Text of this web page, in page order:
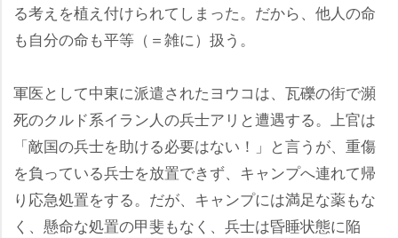
る考えを植え付けられてしまった。だから、他人の命
も自分の命も平等（＝雑に）扱う。
軍医として中東に派遣されたヨウコは、瓦礫の街で瀕
死のクルド系イラン人の兵士アリと遭遇する。上官は
「敵国の兵士を助ける必要はない！」と言うが、重傷
を負っている兵士を放置できず、キャンプへ連れて帰
り応急処置をする。だが、キャンプには満足な薬もな
く、懸命な処置の甲斐もなく、兵士は昏睡状態に陥